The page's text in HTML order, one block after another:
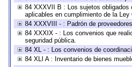
84 XXXVII B : Los sujetos obligados
aplicables en cumplimiento de la
84 XXXVIII - : Padrón de
84 XXXIX - : Los convenios que
seguridad pública.
84 XL - : Los convenios de
84 XLI A : Inventario de bienes